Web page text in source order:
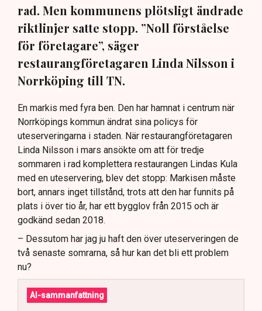
rad. Men kommunens plötsligt ändrade
riktlinjer satte stopp. ”Noll förståelse
för företagare”, säger
restaurangföretagaren Linda Nilsson i
Norrköping till TN.
En markis med fyra ben. Den har hamnat i centrum när
Norrköpings kommun ändrat sina policys för
uteserveringarna i staden. När restaurangföretagaren
Linda Nilsson i mars ansökte om att för tredje
sommaren i rad komplettera restaurangen Lindas Kula
med en uteservering, blev det stopp: Markisen måste
bort, annars inget tillstånd, trots att den har funnits på
plats i över tio år, har ett bygglov från 2015 och är
godkänd sedan 2018.
– Dessutom har jag ju haft den över uteserveringen de
två senaste somrarna, så hur kan det bli ett problem
nu?
AI-sammanfattning